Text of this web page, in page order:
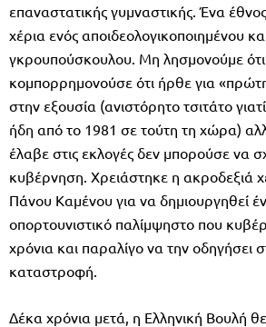
επαναστατικής γυμναστικής. Ένα
χέρια ενός αποιδεολογικοποιημένου
γκρουπούσκουλου. Μη λησμονούμε
κομπορρημονούσε ότι ήρθε για
στην εξουσία (ανιστόρητο τσιτάτο
ήδη από το 1981 σε τούτη τη χώρα)
έλαβε στις εκλογές δεν μπορούσε να
κυβέρνηση. Χρειάστηκε η ακροδεξιά
Πάνου Καμένου για να δημιουργηθεί
οπορτουνιστικό παλίμψηστο που
χρόνια και παραλίγο να την οδηγήσει
καταστροφή.
Δέκα χρόνια μετά, η Ελληνική Βουλή